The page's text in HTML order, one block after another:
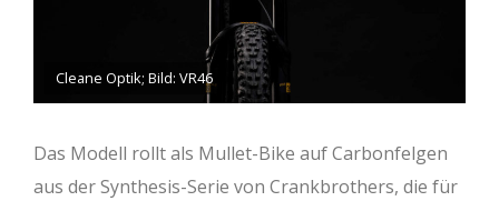
Cleane Optik; Bild: VR46
Das Modell rollt als Mullet-Bike auf Carbonfelgen
aus der Synthesis-Serie von Crankbrothers, die für